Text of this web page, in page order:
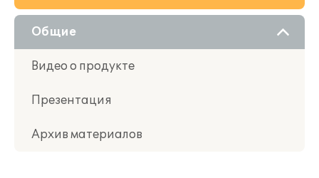
О решении
Приобретение
Поддержка
Партнерам
Общие
Видео о продукте
Презентация
Архив материалов